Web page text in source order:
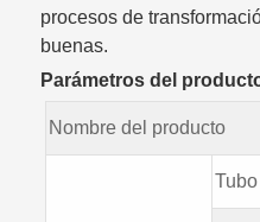
procesos de
buenas.
Parámetros del
Nombre del producto